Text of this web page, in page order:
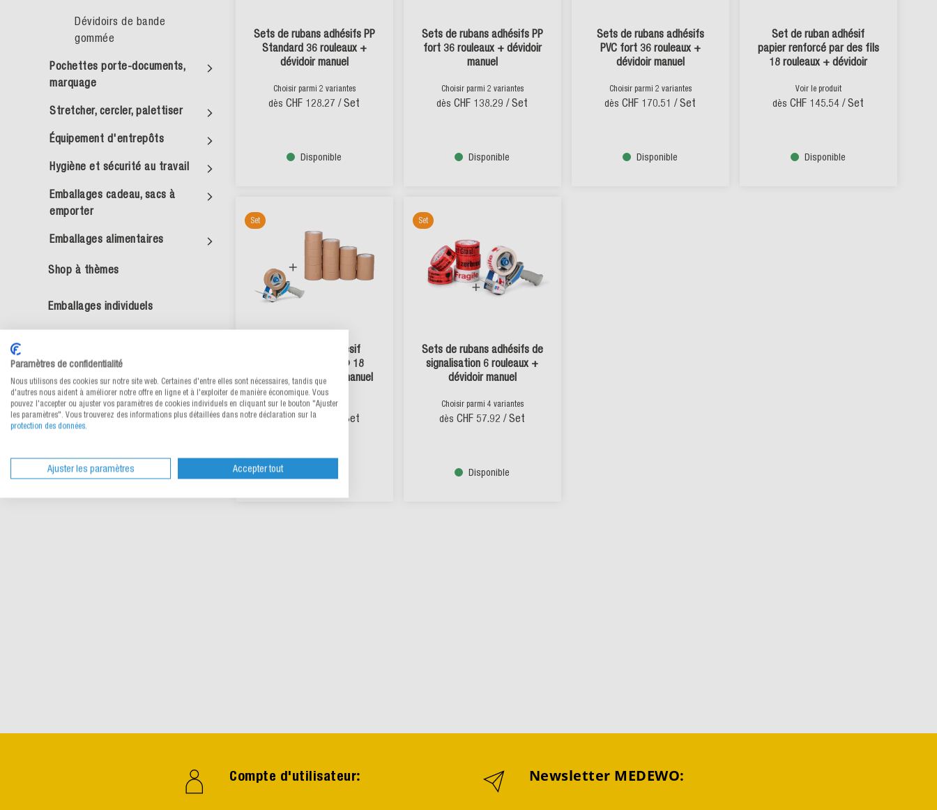
Sets de rubans adhésifs PP
Standard 36 rouleaux +
dévidoir manuel
Choisir parmi 2 variantes
dès CHF 128.27 / Set
Disponible
Sets de rubans adhésifs PP
fort 36 rouleaux + dévidoir
manuel
Choisir parmi 2 variantes
dès CHF 138.29 / Set
Disponible
Sets de rubans adhésifs
PVC fort 36 rouleaux +
dévidoir manuel
Choisir parmi 2 variantes
dès CHF 170.51 / Set
Disponible
Set de ruban adhésif
papier renforcé par des fils
18 rouleaux + dévidoir
Voir le produit
dès CHF 145.54 / Set
Disponible
Set
Set de ruban adhésif
papier MECATAPE® 18
rouleaux + dévidoir manuel
Voir le produit
dès CHF 117.16 / Set
Set
Sets de rubans adhésifs de
signalisation 6 rouleaux +
dévidoir manuel
Choisir parmi 4 variantes
dès CHF 57.92 / Set
Disponible
Dévidoirs de bande
gommée
Pochettes porte-documents,
marquage
Stretcher, cercler, palettiser
Équipement d'entrepôts
Hygiène et sécurité au travail
Emballages cadeau, sacs à
emporter
Emballages alimentaires
Shop à thèmes
Emballages individuels
Compte d'utilisateur: Newsletter MEDEWO:
Paramètres de confidentialité
Nous utilisons des cookies sur notre site web. Certaines d'entre elles sont nécessaires, tandis que
d'autres nous aident à améliorer notre offre en ligne et à l'exploiter de manière économique. Vous
pouvez l'accepter ou ajuster vos paramètres de cookies individuels en cliquant sur le bouton "Ajuster
les paramètres". Vous trouverez des informations plus détaillées dans notre déclaration sur la
protection des données.
Ajuster les paramètres Accepter tout